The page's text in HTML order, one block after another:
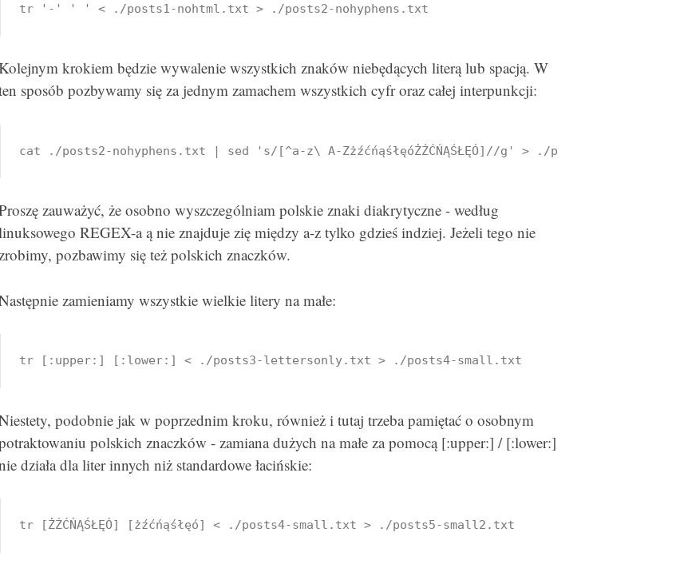
tr '-' ' ' < ./posts1-nohtml.txt > ./posts2-nohyphens.txt
krokiem będzie wywalenie wszystkich znaków niebędących literą lub spacją. W
sposób pozbywamy się za jednym zamachem wszystkich cyfr oraz całej interpunkcji:
cat ./posts2-nohyphens.txt | sed 's/[^a-z\ A-ZżźćńąśłęóŻŹĆŃĄŚŁĘÓ]//g' > ./posts3-
zauważyć, że osobno wyszczególniam polskie znaki diakrytyczne - według
REGEX-a ą nie znajduje zię między a-z tylko gdzieś indziej. Jeżeli tego nie
pozbawimy się też polskich znaczków.
zamieniamy wszystkie wielkie litery na małe:
tr [:upper:] [:lower:] < ./posts3-lettersonly.txt > ./posts4-small.txt
podobnie jak w poprzednim kroku, również i tutaj trzeba pamiętać o osobnym
polskich znaczków - zamiana dużych na małe za pomocą [:upper:] / [:lower:]
działa dla liter innych niż standardowe łacińskie:
tr [ŻŹĆŃĄŚŁĘÓ] [żźćńąśłęó] < ./posts4-small.txt > ./posts5-small2.txt